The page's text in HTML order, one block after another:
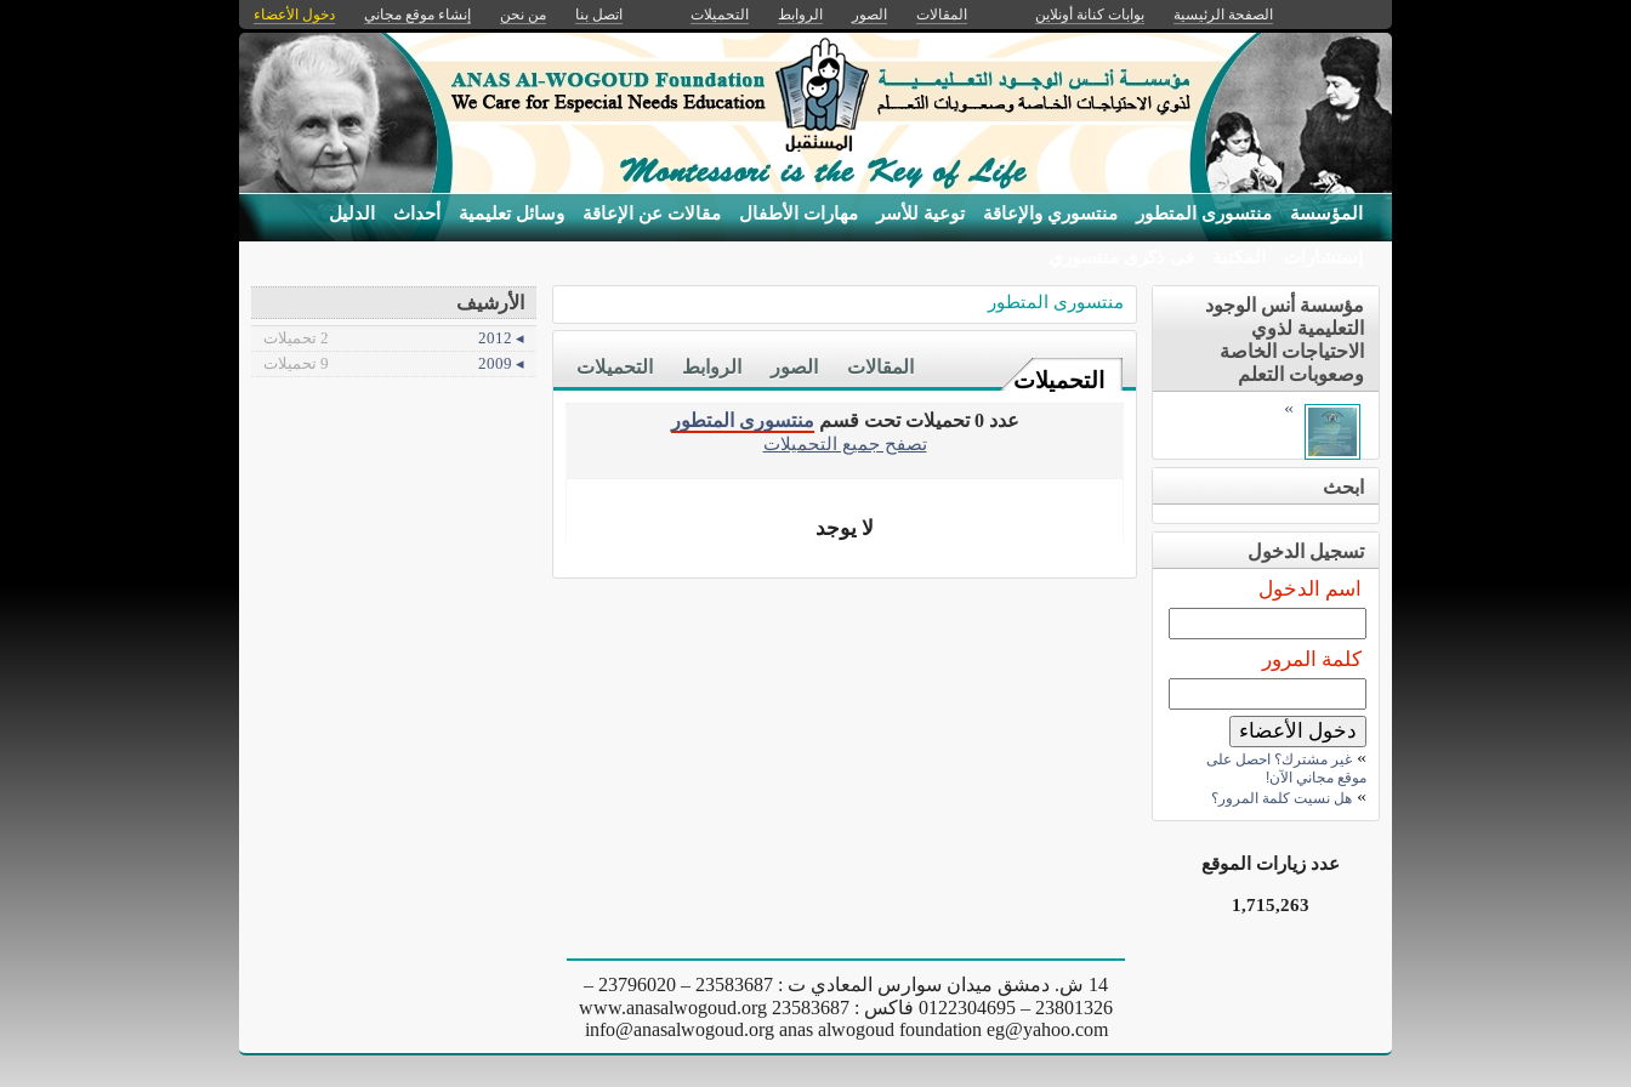
الصفحة الرئيسية بوابات كنانة أونلاين المقالات الصور الروابط التحميلات اتصل بنا من نحن إنشاء موقع مجاني دخول الأعضاء
المؤسسة منتسورى المتطور منتسوري والإعاقة توعية للأسر مهارات الأطفال مقالات عن الإعاقة وسائل تعليمية أحداث الدليل
منتسورى المتطور
التحميلات
التحميلات الروابط الصور المقالات
عدد 0 تحميلات تحت قسم
منتسورى المتطور
تصفح جميع التحميلات
لا يوجد
مؤسسة أنس الوجود
التعليمية لذوي
الاحتياجات الخاصة
وصعوبات التعلم
»
ابحث
تسجيل الدخول
اسم الدخول
كلمة المرور
» غير مشترك؟ احصل على
موقع مجاني الآن!
» هل نسيت كلمة المرور؟
عدد زيارات الموقع
1,715,263
الأرشيف
◂ 2012
2 تحميلات
◂ 2009
9 تحميلات
14 ش. دمشق ميدان سوارس المعادي ت : 23583687 – 23796020 –
23801326 – 0122304695 فاكس : 23583687 www.anasalwogoud.org
info@anasalwogoud.organas alwogoud foundation eg@yahoo.com